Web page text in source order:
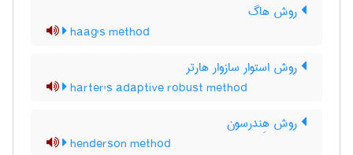
روش هاگ
haag's method
روش استوار سازوار هارتر
harter's adaptive robust method
روش هِندرسون
henderson method